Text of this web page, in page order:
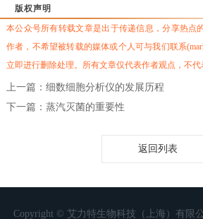
版权声明
本公众号所有转载文章是出于传递信息，分享热点
作者，不希望被转载的媒体或个人可与我们联系
立即进行删除处理。所有文章仅代表作者观点，不代
上一篇：细数细胞分析仪的发展历程
下一篇：蒸汽灭菌的重要性
返回列表
Copyright © 艾力特生物科技（上海）有限